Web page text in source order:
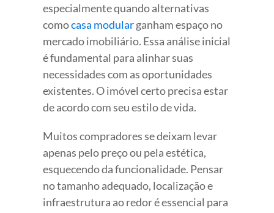
especialmente quando alternativas
comocasa modularganham espaço no
mercado imobiliário. Essa análise inicial
é fundamental para alinhar suas
necessidades com as oportunidades
existentes. O imóvel certo precisa estar
de acordo com seu estilo de vida.
Muitos compradores se deixam levar
apenas pelo preço ou pela estética,
esquecendo da funcionalidade. Pensar
no tamanho adequado, localização e
infraestrutura ao redor é essencial para